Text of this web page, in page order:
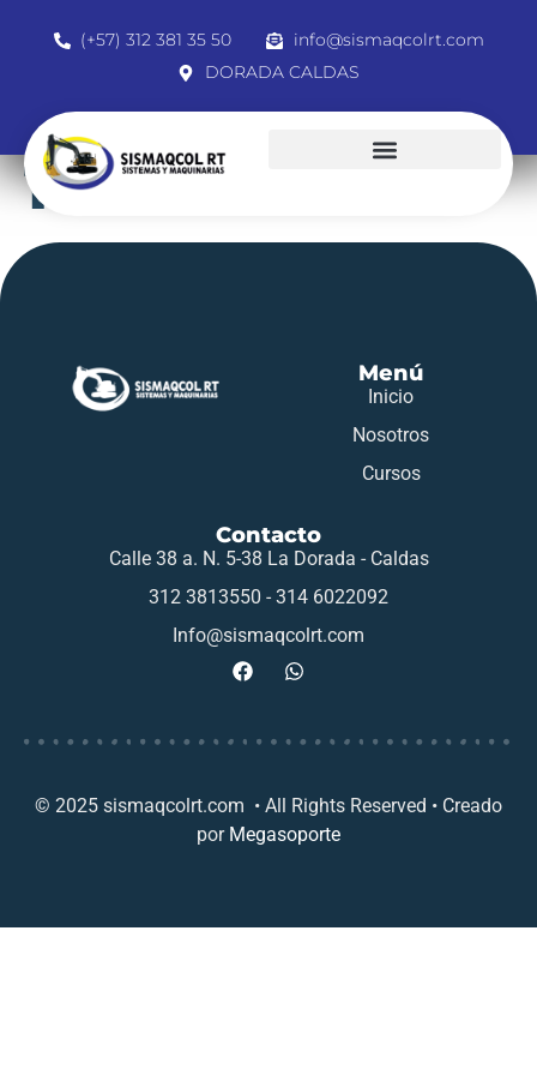
(+57) 312 381 35 50
info@sismaqcolrt.com
DORADA CALDAS
1041893513
Menú
Inicio
Nosotros
Cursos
Contacto
Calle 38 a. N. 5-38 La Dorada - Caldas
312 3813550 - 314 6022092
Info@sismaqcolrt.com
© 2025 sismaqcolrt.com • All Rights Reserved • Creado
por Megasoporte